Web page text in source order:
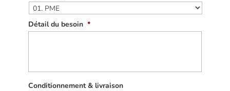
Détail du besoin *
Conditionnement & livraison